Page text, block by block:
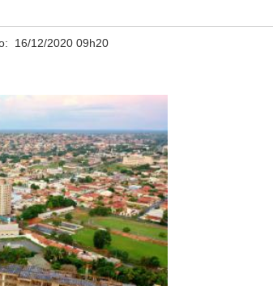
16/12/2020 09h20